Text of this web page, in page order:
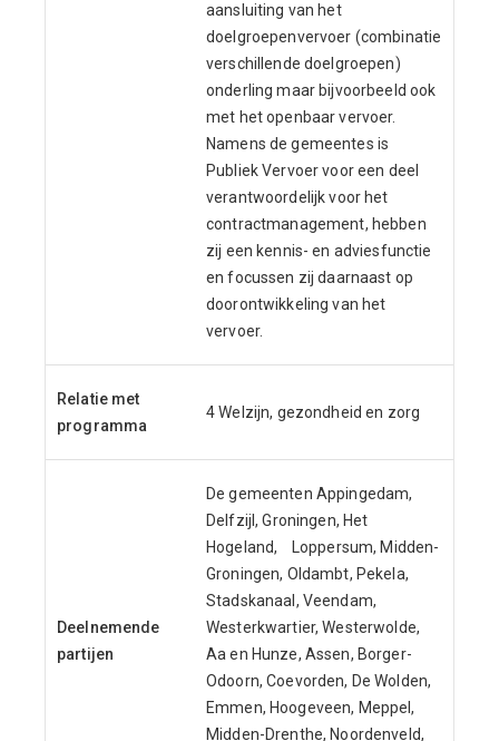
aansluiting van het
doelgroepenvervoer (combinatie
verschillende doelgroepen)
onderling maar bijvoorbeeld ook
met het openbaar vervoer.
Namens de gemeentes is
Publiek Vervoer voor een deel
verantwoordelijk voor het
contractmanagement, hebben
zij een kennis- en adviesfunctie
en focussen zij daarnaast op
doorontwikkeling van het
vervoer.
Relatie met
programma
4 Welzijn, gezondheid en zorg
Deelnemende
partijen
De gemeenten Appingedam,
Delfzijl, Groningen, Het
Hogeland, Loppersum, Midden-
Groningen, Oldambt, Pekela,
Stadskanaal, Veendam,
Westerkwartier, Westerwolde,
Aa en Hunze, Assen, Borger-
Odoorn, Coevorden, De Wolden,
Emmen, Hoogeveen, Meppel,
Midden-Drenthe, Noordenveld,